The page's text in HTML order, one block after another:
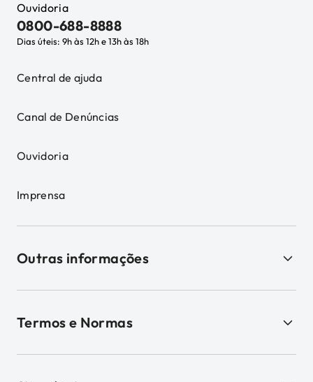
Ouvidoria
0800-688-8888
Dias úteis: 9h às 12h e 13h às 18h
Central de ajuda
Canal de Denúncias
Ouvidoria
Imprensa
Outras informações
Termos e Normas